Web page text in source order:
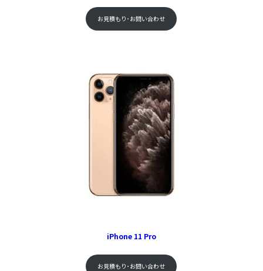
お見積もり･お問い合わせ
iPhone 11 Pro
お見積もり･お問い合わせ